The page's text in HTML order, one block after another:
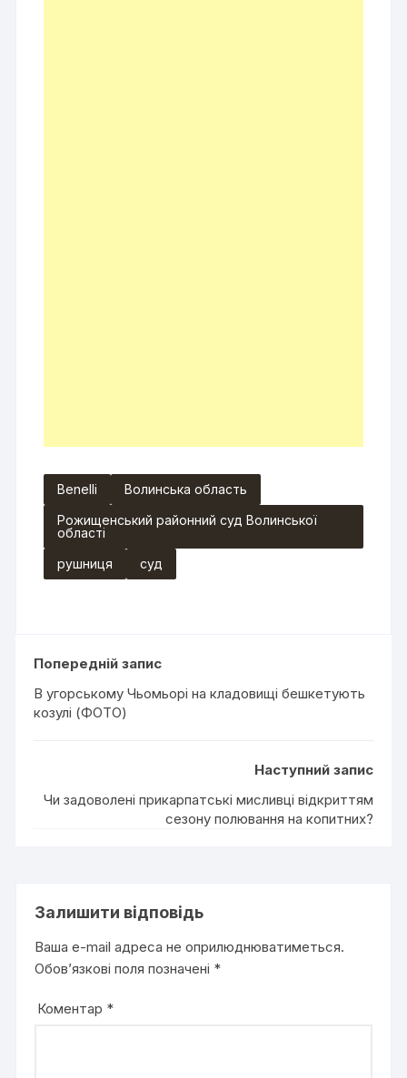
Benelli
Волинська область
Рожищенський районний суд Волинської
області
рушниця
суд
Попередній запис
В угорському Чьомьорі на кладовищі бешкетують
козулі (ФОТО)
Наступний запис
Чи задоволені прикарпатські мисливці відкриттям
сезону полювання на копитних?
Залишити відповідь
Ваша e-mail адреса не оприлюднюватиметься.
Обов’язкові поля позначені *
Коментар *